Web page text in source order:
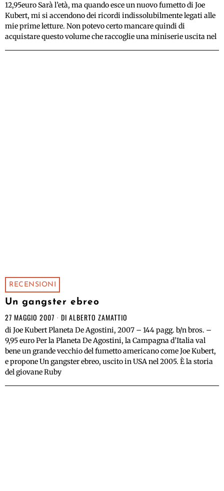
12,95euro Sarà l’età, ma quando esce un nuovo fumetto di Joe
Kubert, mi si accendono dei ricordi indissolubilmente legati alle
mie prime letture. Non potevo certo mancare quindi di
acquistare questo volume che raccoglie una miniserie uscita nel
RECENSIONI
Un gangster ebreo
27 MAGGIO 2007 DI ALBERTO ZAMATTIO
di Joe Kubert Planeta De Agostini, 2007 – 144 pagg. b/n bros. –
9,95 euro Per la Planeta De Agostini, la Campagna d’Italia val
bene un grande vecchio del fumetto americano come Joe Kubert,
e propone Un gangster ebreo, uscito in USA nel 2005. È la storia
del giovane Ruby